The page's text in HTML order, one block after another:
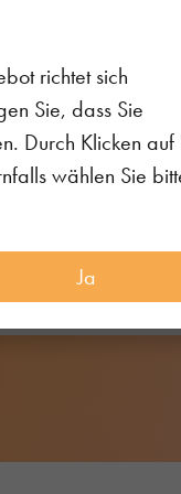
richtet sich
Sie, dass Sie
Durch Klicken auf
wählen Sie
Ja
Nikotin
bei
Elfbar
und einer
mit jedem Zug